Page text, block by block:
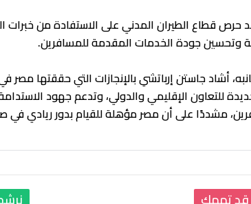
حرص قطاع الطيران المدني على الاستفادة من خبرات
وتحسين جودة الخدمات المقدمة للمسافرين.
أشاد جاستن إرباتشي بالإنجازات التي حققتها
للتعاون الإقليمي والدولي، وتدعم جهود
مشددًا على أن مصر مؤهلة للقيام بدور ريادي في
قد تهمك